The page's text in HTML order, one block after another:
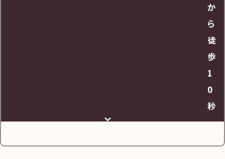
か
ら
徒
歩
1
0
秒